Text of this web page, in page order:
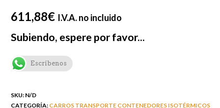
611,88€ I.V.A. no incluido
Subiendo, espere por favor...
Escríbenos
SKU: N/D
CATEGORÍA: CARROS TRANSPORTE CONTENEDORES ISOTÉRMICOS